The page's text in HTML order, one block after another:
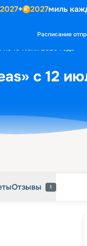
2027+ 2027миль
Расписание
по 19 июля 2026 года
с 12
Отзывы 1